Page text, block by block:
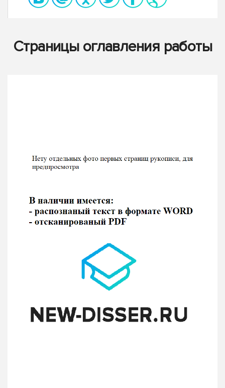
Страницы оглавления работы